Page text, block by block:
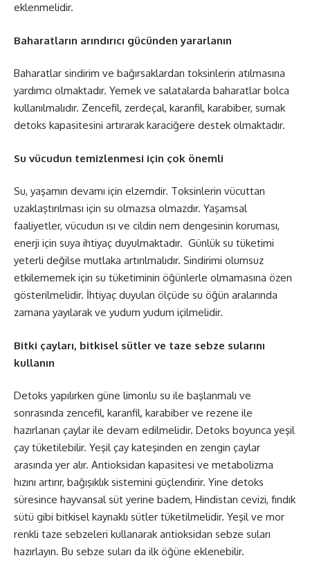
eklenmelidir.
Baharatların arındırıcı gücünden yararlanın
Baharatlar sindirim ve bağırsaklardan toksinlerin atılmasına
yardımcı olmaktadır. Yemek ve salatalarda baharatlar bolca
kullanılmalıdır. Zencefil, zerdeçal, karanfil, karabiber, sumak
detoks kapasitesini artırarak karaciğere destek olmaktadır.
Su vücudun temizlenmesi için çok önemli
Su, yaşamın devamı için elzemdir. Toksinlerin vücuttan
uzaklaştırılması için su olmazsa olmazdır. Yaşamsal
faaliyetler, vücudun ısı ve cildin nem dengesinin koruması,
enerji için suya ihtiyaç duyulmaktadır. Günlük su tüketimi
yeterli değilse mutlaka artırılmalıdır. Sindirimi olumsuz
etkilememek için su tüketiminin öğünlerle olmamasına özen
gösterilmelidir. İhtiyaç duyulan ölçüde su öğün aralarında
zamana yayılarak ve yudum yudum içilmelidir.
Bitki çayları, bitkisel sütler ve taze sebze sularını
kullanın
Detoks yapılırken güne limonlu su ile başlanmalı ve
sonrasında zencefil, karanfil, karabiber ve rezene ile
hazırlanan çaylar ile devam edilmelidir. Detoks boyunca yeşil
çay tüketilebilir. Yeşil çay kateşinden en zengin çaylar
arasında yer alır. Antioksidan kapasitesi ve metabolizma
hızını artırır, bağışıklık sistemini güçlendirir. Yine detoks
süresince hayvansal süt yerine badem, Hindistan cevizi, fındık
sütü gibi bitkisel kaynaklı sütler tüketilmelidir. Yeşil ve mor
renkli taze sebzeleri kullanarak antioksidan sebze suları
hazırlayın. Bu sebze suları da ilk öğüne eklenebilir.